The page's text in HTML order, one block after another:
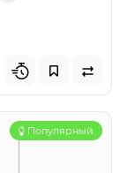
Популярный